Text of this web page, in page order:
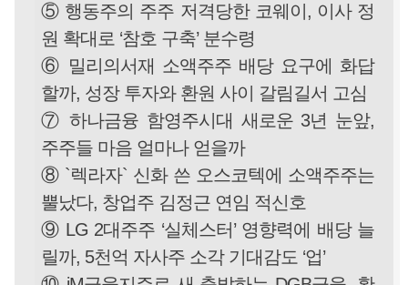
⑤ 행동주의 주주 저격당한 코웨이, 이사 정
원 확대로 ‘참호 구축’ 분수령
⑥ 밀리의서재 소액주주 배당 요구에 화답
할까, 성장 투자와 환원 사이 갈림길서 고심
⑦ 하나금융 함영주시대 새로운 3년 눈앞,
주주들 마음 얼마나 얻을까
⑧ `렉라자` 신화 쓴 오스코텍에 소액주주는
뿔났다, 창업주 김정근 연임 적신호
⑨ LG 2대주주 ‘실체스터’ 영향력에 배당 늘
릴까, 5천억 자사주 소각 기대감도 ‘업’